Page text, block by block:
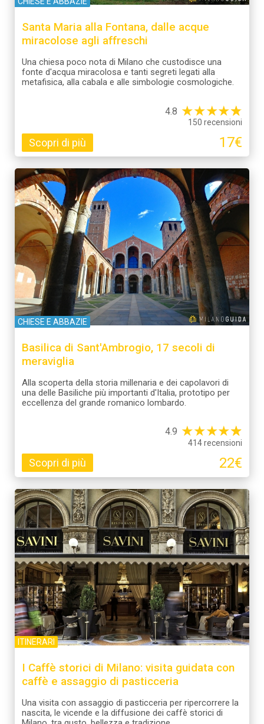
Santa Maria alla Fontana, dalle acque
miracolose agli affreschi
Una chiesa poco nota di Milano che custodisce una
fonte d'acqua miracolosa e tanti segreti legati alla
metafisica, alla cabala e alle simbologie cosmologiche.
4.8 ★★★★☆
★
150 recensioni
Scopri di più 17€
CHIESE E ABBAZIE
Basilica di Sant'Ambrogio, 17 secoli di
meraviglia
Alla scoperta della storia millenaria e dei capolavori di
una delle Basiliche più importanti d'Italia, prototipo per
eccellenza del grande romanico lombardo.
4.9 ★★★★☆
★
414 recensioni
Scopri di più 22€
ITINERARI
I Caffè storici di Milano: visita guidata con
caffè e assaggio di pasticceria
Una visita con assaggio di pasticceria per ripercorrere la
nascita, le vicende e la diffusione dei caffè storici di